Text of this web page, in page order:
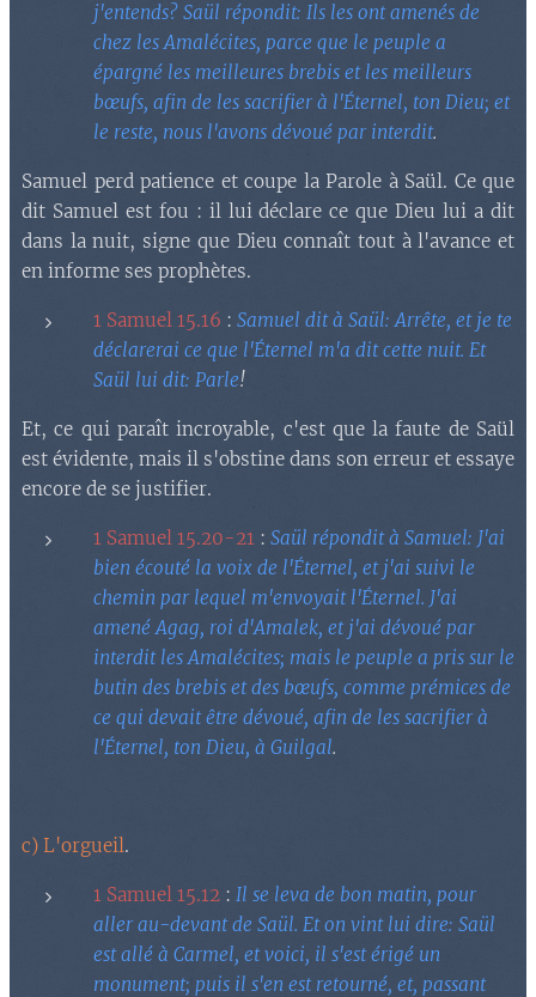
j'entends? Saül répondit: Ils les ont amenés de
chez les Amalécites, parce que le peuple a
épargné les meilleures brebis et les meilleurs
bœufs, afin de les sacrifier à l'Éternel, ton Dieu; et
le reste, nous l'avons dévoué par interdit.
Samuel perd patience et coupe la Parole à Saül. Ce que
dit Samuel est fou : il lui déclare ce que Dieu lui a dit
dans la nuit, signe que Dieu connaît tout à l'avance et
en informe ses prophètes.
1 Samuel 15.16 : Samuel dit à Saül: Arrête, et je te
déclarerai ce que l'Éternel m'a dit cette nuit. Et
Saül lui dit: Parle!
Et, ce qui paraît incroyable, c'est que la faute de Saül
est évidente, mais il s'obstine dans son erreur et essaye
encore de se justifier.
1 Samuel 15.20-21 : Saül répondit à Samuel: J'ai
bien écouté la voix de l'Éternel, et j'ai suivi le
chemin par lequel m'envoyait l'Éternel. J'ai
amené Agag, roi d'Amalek, et j'ai dévoué par
interdit les Amalécites; mais le peuple a pris sur le
butin des brebis et des bœufs, comme prémices de
ce qui devait être dévoué, afin de les sacrifier à
l'Éternel, ton Dieu, à Guilgal.
c) L'orgueil.
1 Samuel 15.12 : Il se leva de bon matin, pour
aller au-devant de Saül. Et on vint lui dire: Saül
est allé à Carmel, et voici, il s'est érigé un
monument; puis il s'en est retourné, et, passant